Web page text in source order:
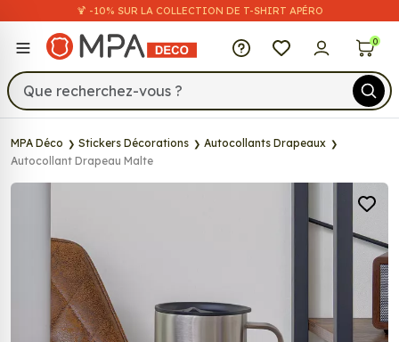
🍹 -10% SUR LA COLLECTION DE T-SHIRT APÉRO
MPA Déco 0
MPA Déco Stickers Décorations
Autocollants Drapeaux
Autocollant Drapeau Malte